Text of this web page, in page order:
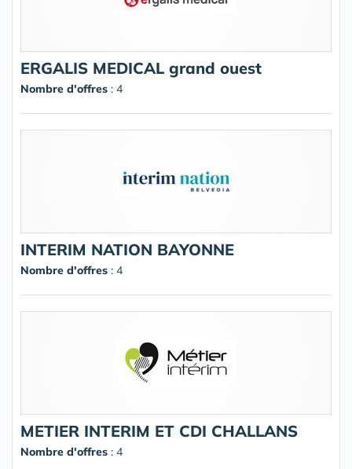
ERGALIS MEDICAL grand ouest
Nombre d'offres : 4
INTERIM NATION BAYONNE
Nombre d'offres : 4
METIER INTERIM ET CDI CHALLANS
Nombre d'offres : 4